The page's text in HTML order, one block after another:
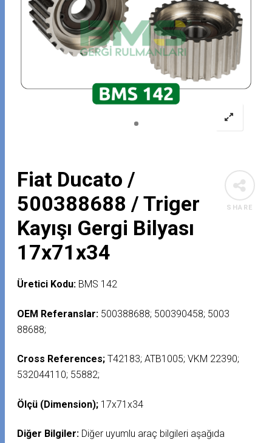
SHARE
Fiat Ducato /
500388688 / Triger
Kayışı Gergi Bilyası
17x71x34
Üretici Kodu: BMS 142
OEM Referanslar: 500388688; 500390458; 5003
88688;
Cross References; T42183; ATB1005; VKM 22390;
532044110; 55882;
Ölçü (Dimension); 17x71x34
Diğer Bilgiler: Diğer uyumlu araç bilgileri aşağıda